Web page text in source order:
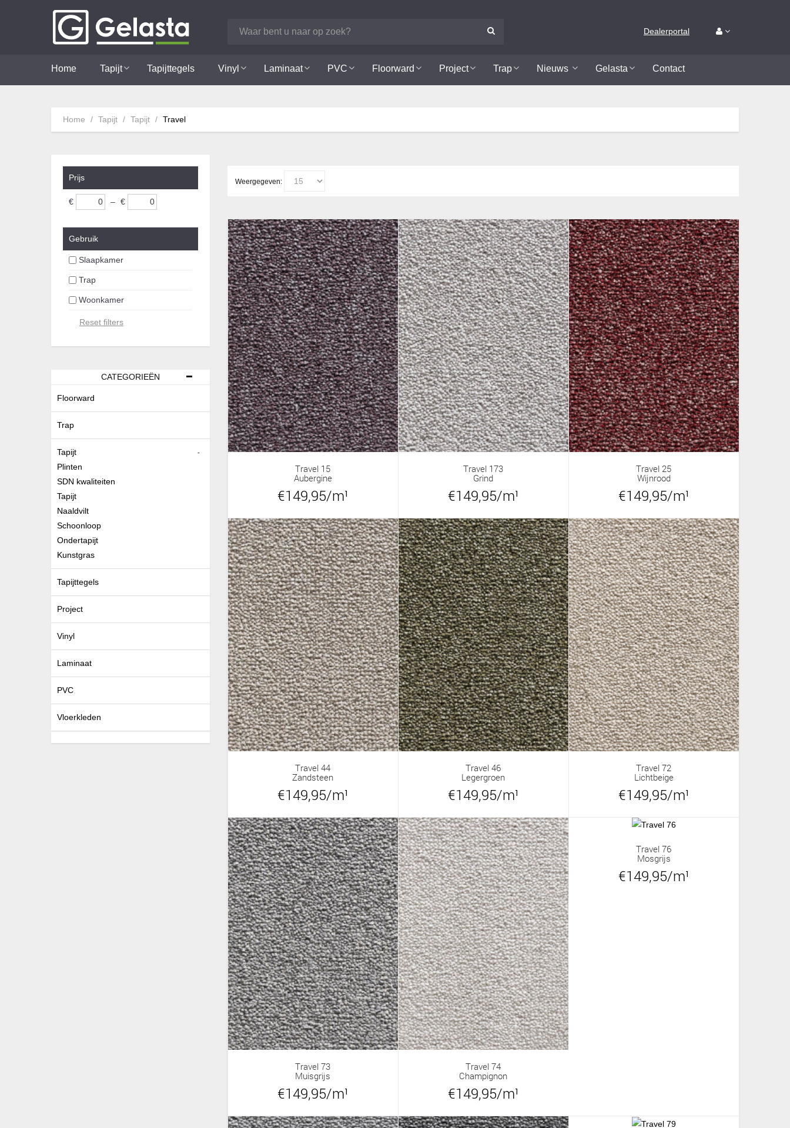
Dealerportal
Home Tapijt Tapijttegels Vinyl Laminaat PVC Floorward Project Trap Nieuws Gelasta Contact
Home Tapijt Tapijt Travel
Prijs
€ – €
Gebruik
Slaapkamer
Trap
Woonkamer
CATEGORIEËN
Floorward
Trap
Tapijt -
Plinten
SDN kwaliteiten
Tapijt
Naaldvilt
Schoonloop
Ondertapijt
Kunstgras
Tapijttegels
Project
Vinyl
Laminaat
PVC
Vloerkleden
Weergegeven:
Travel 15
Aubergine
€149,95/m¹
Travel 173
Grind
€149,95/m¹
Travel 25
Wijnrood
€149,95/m¹
Travel 44
Zandsteen
€149,95/m¹
Travel 46
Legergroen
€149,95/m¹
Travel 72
Lichtbeige
€149,95/m¹
Travel 73
Muisgrijs
€149,95/m¹
Travel 74
Champignon
€149,95/m¹
Travel 76
Mosgrijs
€149,95/m¹